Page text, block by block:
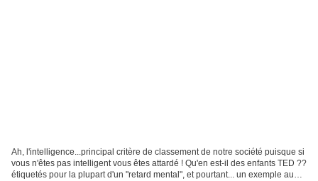
Ah, l'intelligence...principal critère de classement de notre société puisque si
vous n'êtes pas intelligent vous êtes attardé ! Qu'en est-il des enfants TED ??
étiquetés pour la plupart d'un "retard mental", et pourtant... un exemple au